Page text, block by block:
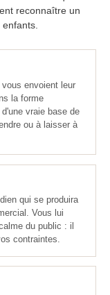
reconnaître un
enfants.
envoient leur
la forme
vraie base de
ou à laisser à
qui se produira
Vous lui
du public : il
contraintes.